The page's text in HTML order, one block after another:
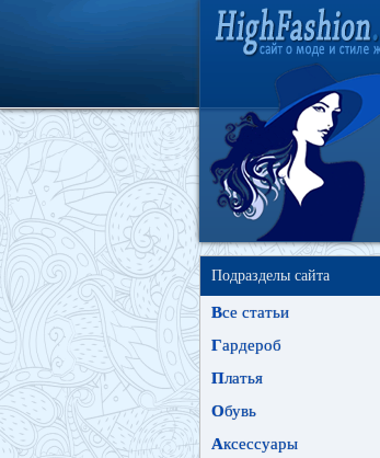
Подразделы сайта
Все статьи
Гардероб
Платья
Обувь
Аксессуары